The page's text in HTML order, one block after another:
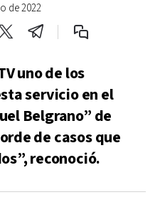
de 2022
uno de los
servicio en el
Belgrano” de
de casos que
reconoció.